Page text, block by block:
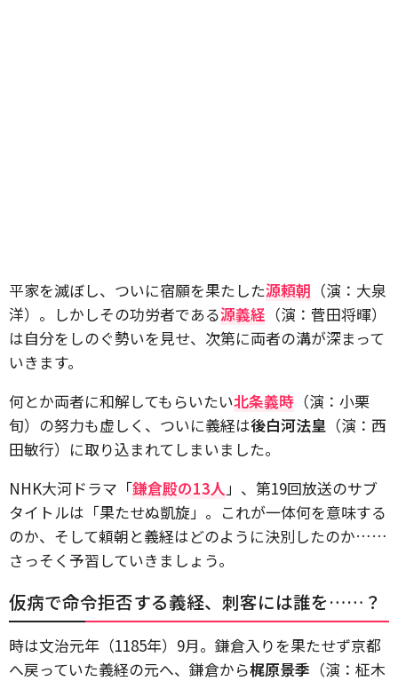
平家を滅ぼし、ついに宿願を果たした源頼朝 （演：大泉
洋）。しかしその功労者である源義経 （演：菅田将暉）
は自分をしのぐ勢いを見せ、次第に両者の溝が深まって
いきます。
何とか両者に和解してもらいたい北条義時 （演：小栗
旬）の努力も虚しく、ついに義経は後白河法皇 （演：西
田敏行）に取り込まれてしまいました。
NHK大河ドラマ「鎌倉殿の13人」、第19回放送のサブ
タイトルは「果たせぬ凱旋」。これが一体何を意味する
のか、そして頼朝と義経はどのように決別したのか……
さっそく予習していきましょう。
仮病で命令拒否する義経、刺客には誰を……？
時は文治元年（1185年）9月。鎌倉入りを果たせず京都
へ戻っていた義経の元へ、鎌倉から梶原景季 （演：柾木